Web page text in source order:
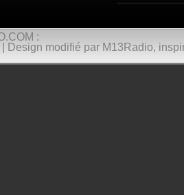
:
Design modifié par M13Radio,